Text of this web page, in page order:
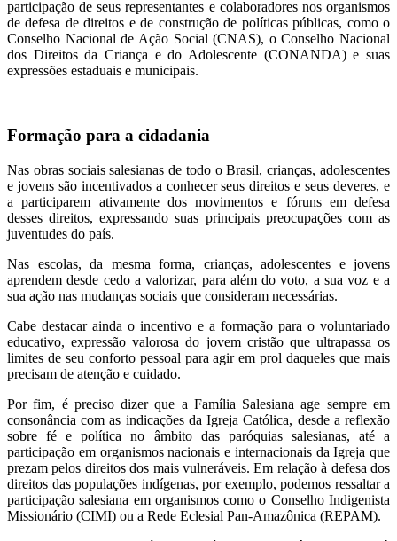
participação de seus representantes e colaboradores nos organismos
de defesa de direitos e de construção de políticas públicas, como o
Conselho Nacional de Ação Social (CNAS), o Conselho Nacional
dos Direitos da Criança e do Adolescente (CONANDA) e suas
expressões estaduais e municipais.
Formação para a cidadania
Nas obras sociais salesianas de todo o Brasil, crianças, adolescentes
e jovens são incentivados a conhecer seus direitos e seus deveres, e
a participarem ativamente dos movimentos e fóruns em defesa
desses direitos, expressando suas principais preocupações com as
juventudes do país.
Nas escolas, da mesma forma, crianças, adolescentes e jovens
aprendem desde cedo a valorizar, para além do voto, a sua voz e a
sua ação nas mudanças sociais que consideram necessárias.
Cabe destacar ainda o incentivo e a formação para o voluntariado
educativo, expressão valorosa do jovem cristão que ultrapassa os
limites de seu conforto pessoal para agir em prol daqueles que mais
precisam de atenção e cuidado.
Por fim, é preciso dizer que a Família Salesiana age sempre em
consonância com as indicações da Igreja Católica, desde a reflexão
sobre fé e política no âmbito das paróquias salesianas, até a
participação em organismos nacionais e internacionais da Igreja que
prezam pelos direitos dos mais vulneráveis. Em relação à defesa dos
direitos das populações indígenas, por exemplo, podemos ressaltar a
participação salesiana em organismos como o Conselho Indigenista
Missionário (CIMI) ou a Rede Eclesial Pan-Amazônica (REPAM).